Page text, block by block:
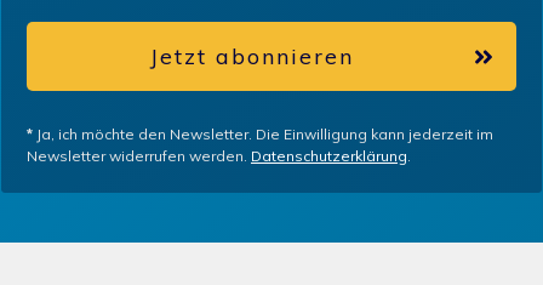
Jetzt abonnieren
* Ja, ich möchte den Newsletter. Die Einwilligung kann jederzeit im
Newsletter widerrufen werden. Datenschutzerklärung.